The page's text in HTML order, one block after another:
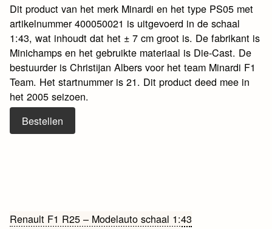
Dit product van het merk Minardi en het type PS05 met
artikelnummer 400050021 is uitgevoerd in de schaal
1:43, wat inhoudt dat het ± 7 cm groot is. De fabrikant is
Minichamps en het gebruikte materiaal is Die-Cast. De
bestuurder is Christijan Albers voor het team Minardi F1
Team. Het startnummer is 21. Dit product deed mee in
het 2005 seizoen.
Bestellen
Bericht
Renault F1 R25 – Modelauto schaal 1:43